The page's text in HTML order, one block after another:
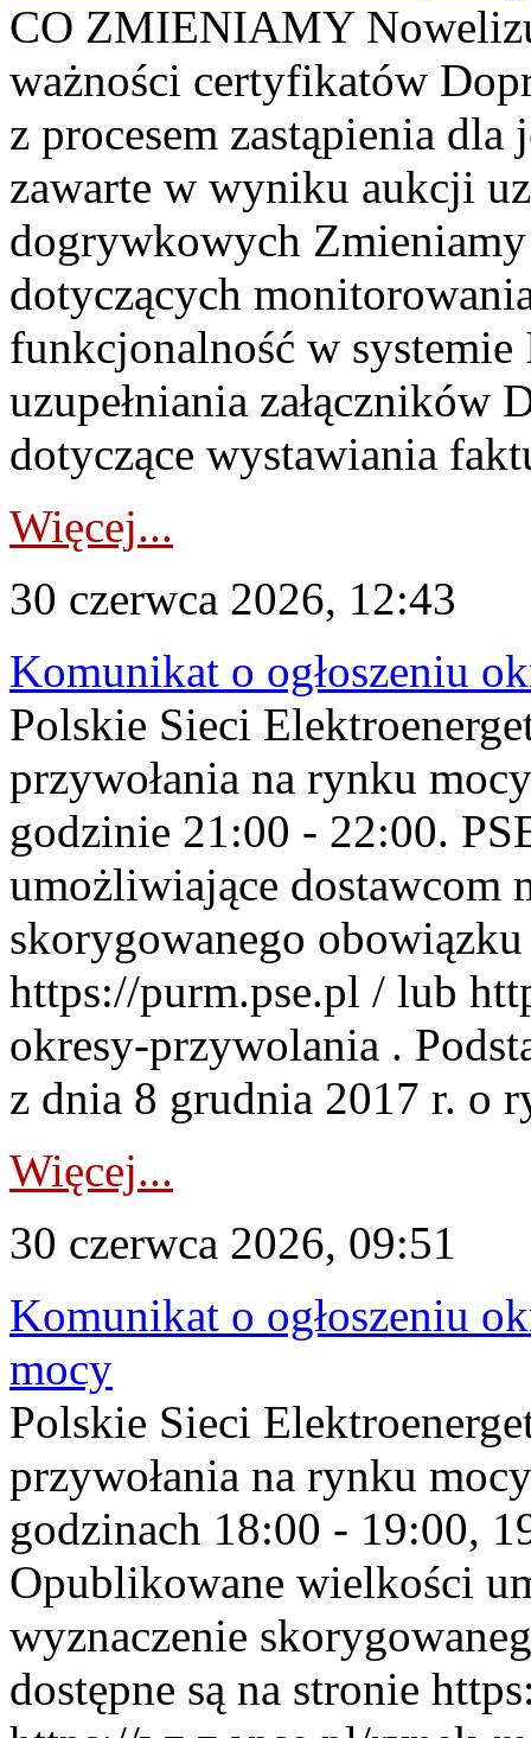
CO ZMIENIAMY
ważności certyfikatów
z procesem zastąpienia
zawarte w wyniku aukcji
dogrywkowych Zmieniamy
dotyczących
funkcjonalność w
uzupełniania załączników
dotyczące wystawiania
Więcej...
30 czerwca 2026, 12:43
Komunikat o ogłoszeniu
Polskie Sieci
przywołania na rynku
godzinie 21:00 - 22:00.
umożliwiające dostawcom
skorygowanego
https://purm.pse.pl / lub
okresy-przywolania .
z dnia 8 grudnia 2017 r. o
Więcej...
30 czerwca 2026, 09:51
Komunikat o ogłoszeniu
mocy
Polskie Sieci
przywołania na rynku
godzinach 18:00 - 19:00,
Opublikowane wielkości
wyznaczenie
dostępne są na stronie